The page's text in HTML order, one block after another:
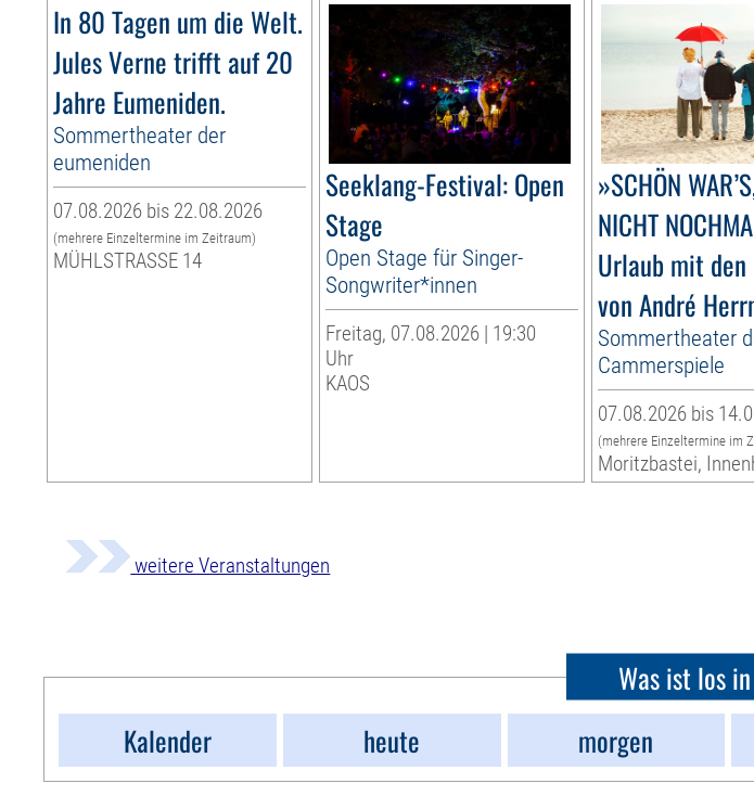
In 80 Tagen um die Welt.
Jules Verne trifft auf 20
Jahre Eumeniden.
Sommertheater der
eumeniden
07.08.2026 bis 22.08.2026
(mehrere Einzeltermine im Zeitraum)
MÜHLSTRASSE 14
Seeklang-Festival: Open
Stage
Open Stage für Singer-
Songwriter*innen
Freitag, 07.08.2026 | 19:30
Uhr
KAOS
»SCHÖN
NICHT
Urlaub mit
von André
Sommertheater
Cammerspiele
07.08.2026 bis
(mehrere Einzeltermine im
Moritzbastei,
weitere Veranstaltungen
Was ist los
Kalender
heute morgen